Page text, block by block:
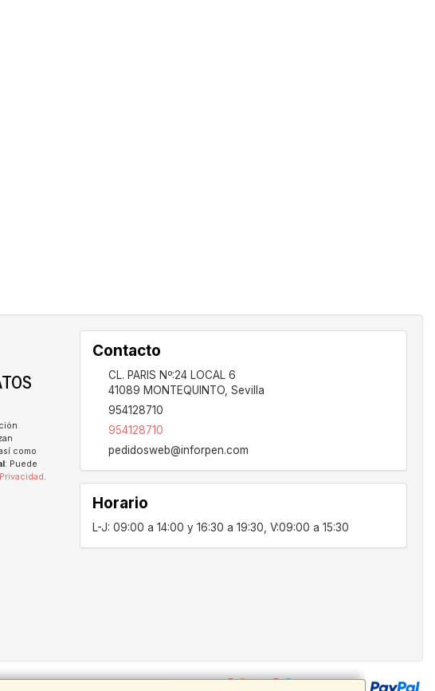
como
: Puede
Contacto
CL. PARIS Nº:24 LOCAL 6
41089 MONTEQUINTO, Sevilla
954128710
954128710
pedidosweb@inforpen.com
Horario
L-J: 09:00 a 14:00 y 16:30 a 19:30, V:09:00 a 15:30